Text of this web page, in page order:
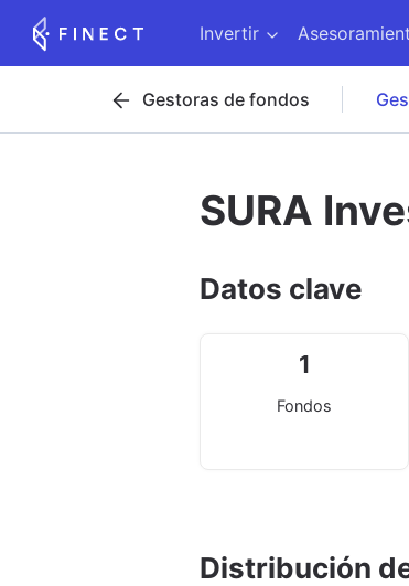
Invertir
Gestoras de fondos
SURA
Datos clave
1
Fondos
Distribución